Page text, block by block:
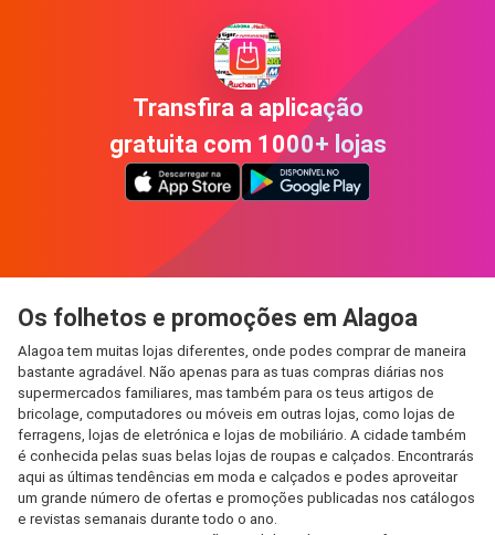
Transfira a aplicação
gratuita com 1000+ lojas
Os folhetos e promoções em Alagoa
Alagoa tem muitas lojas diferentes, onde podes comprar de maneira
bastante agradável. Não apenas para as tuas compras diárias nos
supermercados familiares, mas também para os teus artigos de
bricolage, computadores ou móveis em outras lojas, como lojas de
ferragens, lojas de eletrónica e lojas de mobiliário. A cidade também
é conhecida pelas suas belas lojas de roupas e calçados. Encontrarás
aqui as últimas tendências em moda e calçados e podes aproveitar
um grande número de ofertas e promoções publicadas nos catálogos
e revistas semanais durante todo o ano.